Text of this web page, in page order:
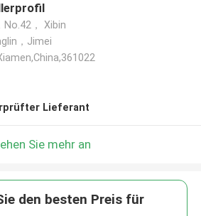
No.42， Xibin
，Jimei
Lieferant
Sie mehr an
den besten Preis für